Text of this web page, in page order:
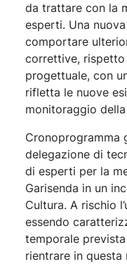
da trattare con la
esperti. Una
comportare
correttive,
progettuale, con
rifletta le nuove
monitoraggio
Cronoprogramma
delegazione di
di esperti per la
Garisenda in un
Cultura. A rischio
essendo
temporale
rientrare in